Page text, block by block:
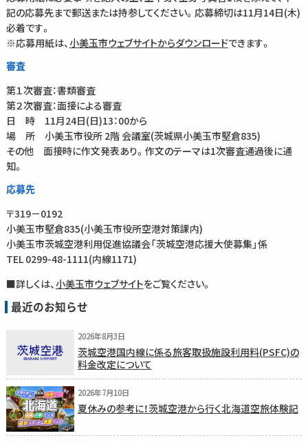
記の応募先まで郵送または持参してください。応募締切は11月14日(木)
必着です。
※応募用紙は、 小美玉市ウェブサイトからダウンロードできます。
審査
第１次審査：書類審査
第２次審査：面接による審査
日 時 11月24日(日)13：00から
場 所 小美玉市役所 2階 会議室(茨城県小美玉市堅倉835)
その他 面接時に作文発表あり。作文のテーマは1次審査通過後に通
知。
応募先
〒319－0192
小美玉市堅倉835(小美玉市役所空港対策課内)
小美玉市茨城空港利用促進協議会「茨城空港応援大使募集」係
TEL 0299-48-1111(内線1171)
■詳しくは、 小美玉市ウェブサイトをご覧ください。
最近のお知らせ
2026年8月3日
茨城空港国内線に係る旅客取扱施設利用料(PSFC)の
料金改定について
2026年7月10日
夏休みの参考に！茨城空港から行く北海道空旅体験記